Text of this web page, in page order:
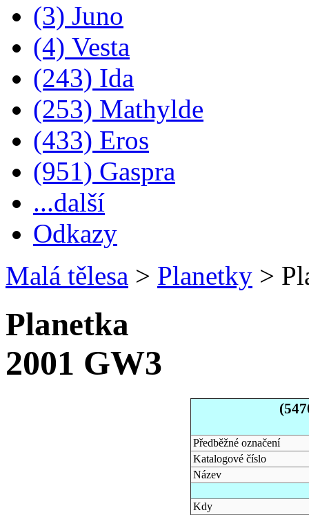
(3) Juno
(4) Vesta
(243) Ida
(253) Mathylde
(433) Eros
(951) Gaspra
...další
Odkazy
Malá tělesa > Planetky >
Planetka
2001 GW3
Předběžné označení
Katalogové číslo
Název
Kdy